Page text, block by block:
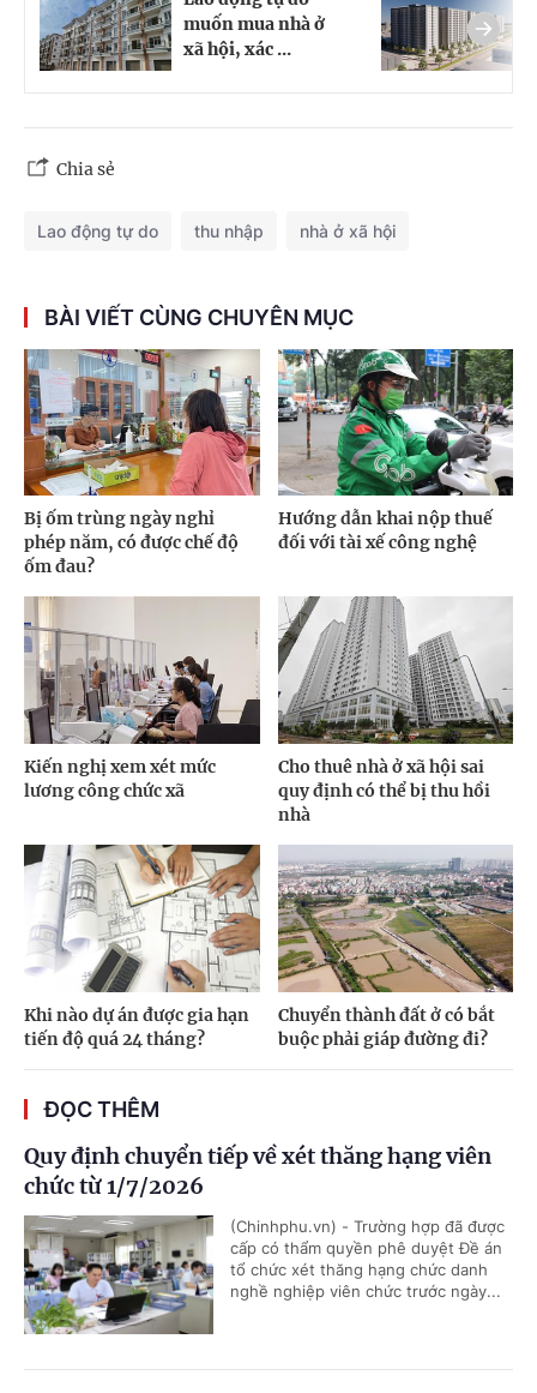
muốn mua nhà ở
xã hội, xác ...
Chia sẻ
Lao động tự do thu nhập nhà ở xã hội
BÀI VIẾT CÙNG CHUYÊN MỤC
Bị ốm trùng ngày nghỉ
phép năm, có được chế độ
ốm đau?
Hướng dẫn khai nộp thuế
đối với tài xế công nghệ
Kiến nghị xem xét mức
lương công chức xã
Cho thuê nhà ở xã hội sai
quy định có thể bị thu hồi
nhà
Khi nào dự án được gia hạn
tiến độ quá 24 tháng?
Chuyển thành đất ở có bắt
buộc phải giáp đường đi?
ĐỌC THÊM
Quy định chuyển tiếp về xét thăng hạng viên
chức từ 1/7/2026
(Chinhphu.vn) - Trường hợp đã được
cấp có thẩm quyền phê duyệt Đề án
tổ chức xét thăng hạng chức danh
nghề nghiệp viên chức trước ngày...